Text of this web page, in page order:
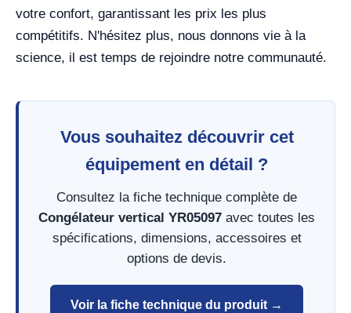
votre confort, garantissant les prix les plus
compétitifs. N'hésitez plus, nous donnons vie à la
science, il est temps de rejoindre notre communauté.
Vous souhaitez découvrir cet
équipement en détail ?
Consultez la fiche technique complète de
Congélateur vertical YR05097 avec toutes les
spécifications, dimensions, accessoires et
options de devis.
Voir la fiche technique du produit →